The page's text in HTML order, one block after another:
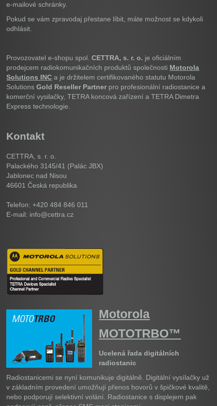
e-mailové schránky.
Pokud se vám zpravodaj přestane líbit, máte možnost se kdykoli
odhlásit.
Provozovatel e-shopu spol.CETTRA, s. r. o. je oficiálním
prodejcem radiokomunikačních produktů společnosti Motorola
Solutions INC a je držitelem certifikovaného statutu Motorola
SolutionsGold Reseller Partner pro profesionální radiostanice a
komerční vysilačky, TETRA koncová zařízení a TETRA Dimetra
Express technologie.
Kontakt
CETTRA, s. r. o.
Palackého 3145/41 (Palác JBX)
Jablonec nad Nisou
46601Česká republika
Telefon: +420 484 846 011
E-mail: info@cettra.cz
Motorola
MOTOTRBO™
Ucelená řada digitálních
radiostanic
Radiostanicemi se nyní komunikuje digitálně. Digitální vysílačky už
v základním provedení umožňují přenos hovorů v špičkové kvalitě,
nebo podporují selektivní volání. Radiostanice s displejem pak